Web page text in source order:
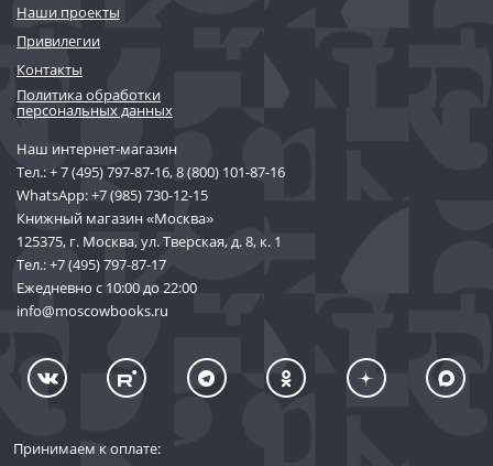
Наши проекты
Привилегии
Контакты
Политика обработки
персональных данных
Наш интернет-магазин
Тел.:+ 7 (495) 797-87-16,8 (800) 101-87-16
WhatsApp:+7 (985) 730-12-15
Книжный магазин «Москва»
125375, г. Москва, ул. Тверская, д. 8, к. 1
Тел.:+7 (495) 797-87-17
Ежедневно с 10:00 до 22:00
info@moscowbooks.ru
Принимаем к оплате: